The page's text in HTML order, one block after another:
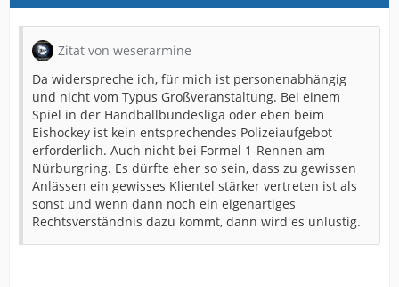
Zitat von weserarmine
Da widerspreche ich, für mich ist personenabhängig
und nicht vom Typus Großveranstaltung. Bei einem
Spiel in der Handballbundesliga oder eben beim
Eishockey ist kein entsprechendes Polizeiaufgebot
erforderlich. Auch nicht bei Formel 1-Rennen am
Nürburgring. Es dürfte eher so sein, dass zu gewissen
Anlässen ein gewisses Klientel stärker vertreten ist als
sonst und wenn dann noch ein eigenartiges
Rechtsverständnis dazu kommt, dann wird es unlustig.